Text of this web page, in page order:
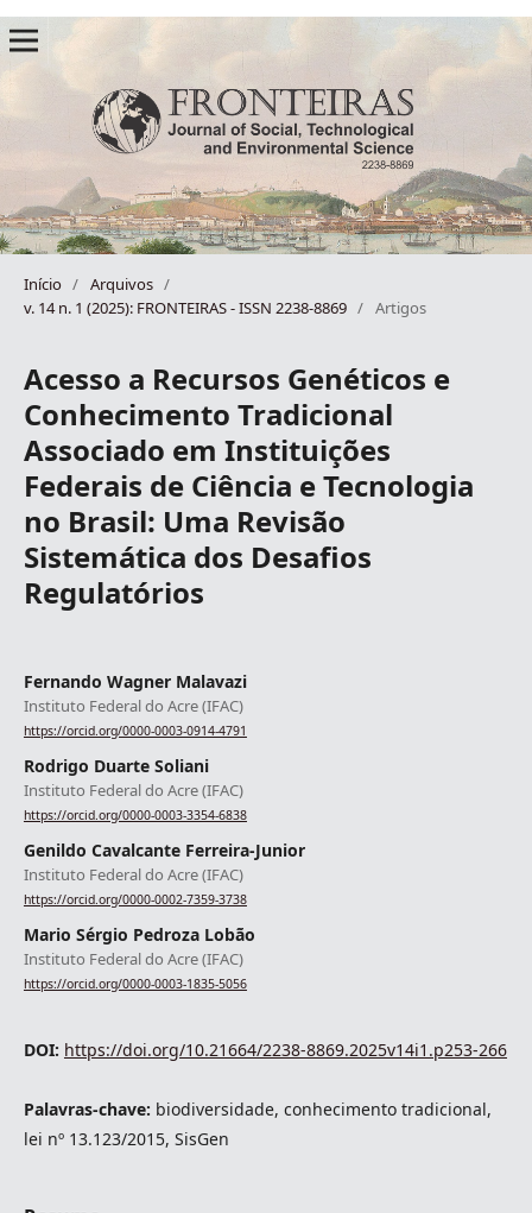
Início / Arquivos /
v. 14 n. 1 (2025): FRONTEIRAS - ISSN 2238-8869 / Artigos
Acesso a Recursos Genéticos e
Conhecimento Tradicional
Associado em Instituições
Federais de Ciência e Tecnologia
no Brasil: Uma Revisão
Sistemática dos Desafios
Regulatórios
Fernando Wagner Malavazi
Instituto Federal do Acre (IFAC)
https://orcid.org/0000-0003-0914-4791
Rodrigo Duarte Soliani
Instituto Federal do Acre (IFAC)
https://orcid.org/0000-0003-3354-6838
Genildo Cavalcante Ferreira-Junior
Instituto Federal do Acre (IFAC)
https://orcid.org/0000-0002-7359-3738
Mario Sérgio Pedroza Lobão
Instituto Federal do Acre (IFAC)
https://orcid.org/0000-0003-1835-5056
DOI: https://doi.org/10.21664/2238-8869.2025v14i1.p253-266
Palavras-chave: biodiversidade, conhecimento tradicional,
lei nº 13.123/2015, SisGen